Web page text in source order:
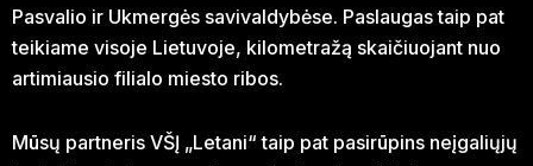
Pasvalio ir Ukmergės savivaldybėse. Paslaugas taip pat
teikiame visoje Lietuvoje, kilometražą skaičiuojant nuo
artimiausio filialo miesto ribos.
Mūsų partneris VŠĮ „Letani“ taip pat pasirūpins neįgaliųjų